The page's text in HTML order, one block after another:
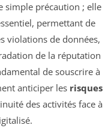
simple précaution ; elle
permettant de
violations de données,
de la réputation
de souscrire à
anticiper les risques
des activités face à